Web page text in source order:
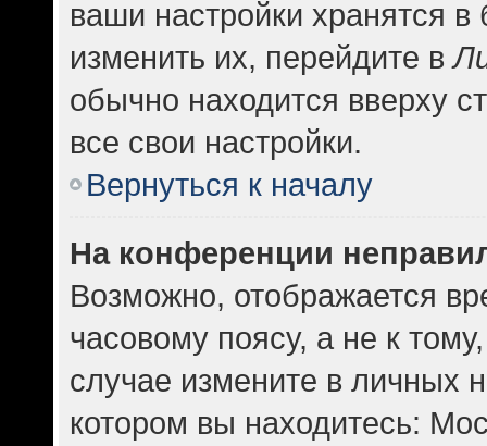
ваши настройки хранятся
изменить их, перейдите в
обычно находится вверху
все свои настройки.
Вернуться к началу
На конференции
Возможно, отображается
часовому поясу, а не к
случае измените в личных
котором вы находитесь: